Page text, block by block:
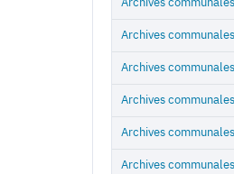
Archives
Archives
Archives
Archives
Archives
Archives